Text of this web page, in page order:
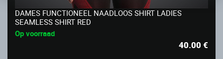
DAMES FUNCTIONEEL NAADLOOS SHIRT LADIES
SEAMLESS SHIRT RED
Op voorraad
40.00€